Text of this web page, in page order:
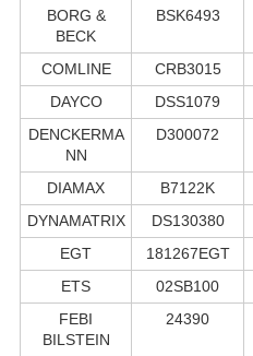
BORG &
BECK
BSK6493
COMLINE
CRB3015
DAYCO
DSS1079
DENCKERMA
NN
D300072
DIAMAX B7122K
DYNAMATRIX
DS130380
EGT
181267EGT
ETS
02SB100
FEBI
BILSTEIN
24390